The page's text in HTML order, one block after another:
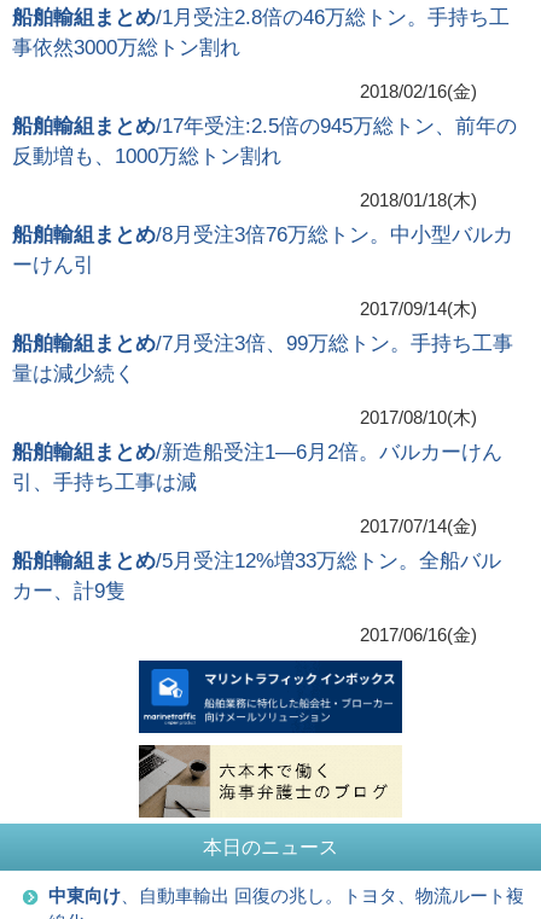
船舶輸組まとめ/1月受注2.8倍の46万総トン。手持ち工
事依然3000万総トン割れ
2018/02/16(金)
船舶輸組まとめ/17年受注:2.5倍の945万総トン、前年の
反動増も、1000万総トン割れ
2018/01/18(木)
船舶輸組まとめ/8月受注3倍76万総トン。中小型バルカ
ーけん引
2017/09/14(木)
船舶輸組まとめ/7月受注3倍、99万総トン。手持ち工事
量は減少続く
2017/08/10(木)
船舶輸組まとめ/新造船受注1―6月2倍。バルカーけん
引、手持ち工事は減
2017/07/14(金)
船舶輸組まとめ/5月受注12%増33万総トン。全船バル
カー、計9隻
2017/06/16(金)
本日のニュース
中東向け 、自動車輸出 回復の兆し。トヨタ、物流ルート複